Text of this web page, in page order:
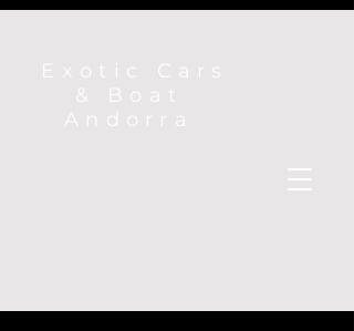
Exotic Cars
& Boat
Andorra